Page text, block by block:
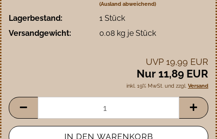
(Ausland abweichend)
Lagerbestand: 1 Stück
Versandgewicht:
0.08kg je Stück
UVP 19,99 EUR
Nur 11,89 EUR
inkl. 19% MwSt. und zzgl. Versand